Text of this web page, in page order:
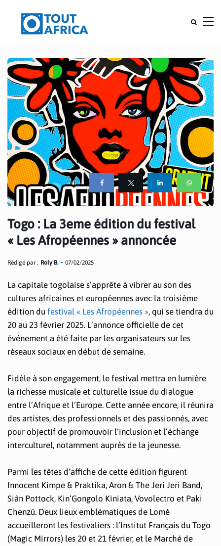
Togo : La 3eme édition du festival
« Les Afropéennes » annoncée
Rédigé par : Roly B. 07/02/2025
La capitale togolaise s’apprête à vibrer au son des
cultures africaines et européennes avec la troisième
édition du festival « Les Afropéennes », qui se tiendra du
20 au 23 février 2025. L’annonce officielle de cet
événement a été faite par les organisateurs sur les
réseaux sociaux en début de semaine.
Fidèle à son engagement, le festival mettra en lumière
la richesse musicale et culturelle issue du dialogue
entre l’Afrique et l’Europe. Cette année encore, il réunira
des artistes, des professionnels et des passionnés, avec
pour objectif de promouvoir l’inclusion et l’échange
interculturel, notamment auprès de la jeunesse.
Parmi les têtes d’affiche de cette édition figurent
Innocent Kimpe & Praktika, Aron & The Jeri Jeri Band,
Siân Pottock, Kin’Gongolo Kiniata, Vovolectro et Paki
Chenzü. Deux lieux emblématiques de Lomé
accueilleront les festivaliers : l’Institut Français du Togo
(Magic Mirrors) les 20 et 21 février, et le Marché de